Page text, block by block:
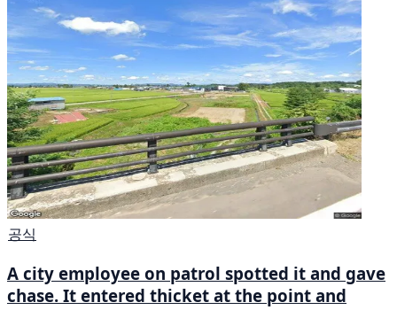
공식
A city employee on patrol spotted it and gave
chase. It entered thicket at the point and